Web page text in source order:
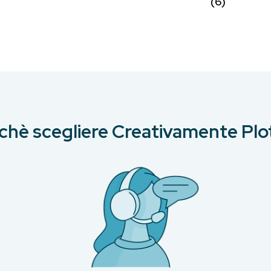
scegliere Creativamente